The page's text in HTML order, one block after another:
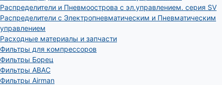
Распределители и Пневмоострова с эл.управлением. серия SV
Распределители с Электропневматическим и Пневматическим
управлением
Расходные материалы и запчасти
Фильтры для компрессоров
Фильтры Борец
Фильтры ABAC
Фильтры Airman